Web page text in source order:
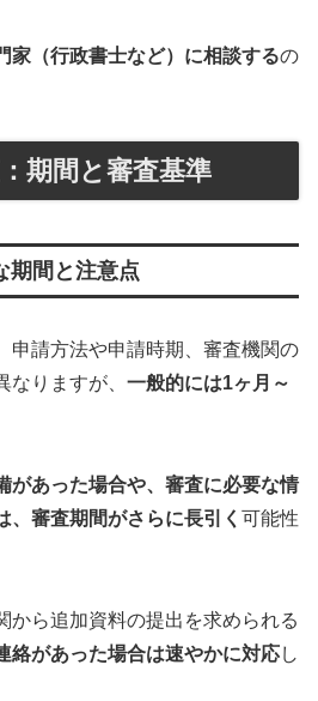
家（行政書士など）に相談するの
期間と審査基準
期間と注意点
申請方法や申請時期、審査機関の
りますが、 一般的には1ヶ月～
があった場合や、審査に必要な情
、審査期間がさらに長引く 可能性
から追加資料の提出を求められる
絡があった場合は速やかに対応し